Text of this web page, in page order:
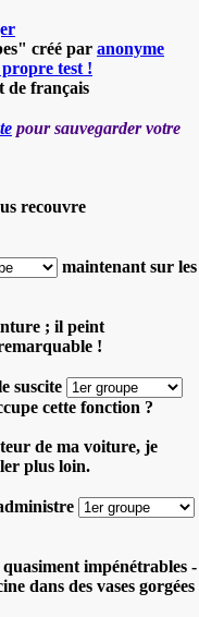
créé par anonyme
propre test !
de français
pour sauvegarder votre
recouvre
maintenant sur les
; il peint
!
suscite
cette fonction ?
de ma voiture, je
plus loin.
quasiment impénétrables -
dans des vases gorgées